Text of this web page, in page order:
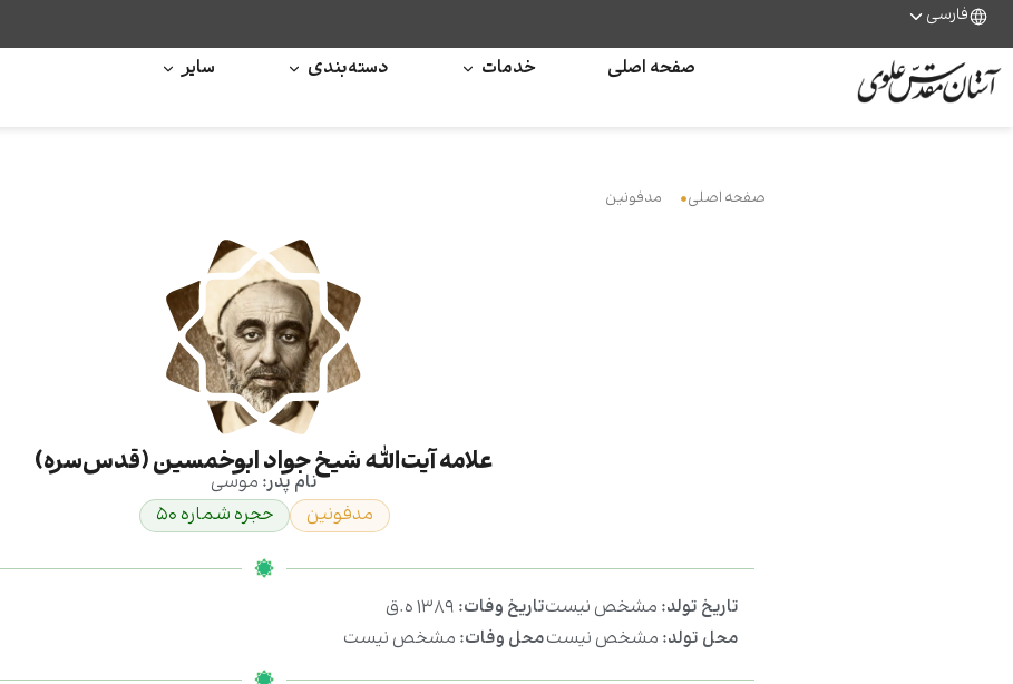
فارسی
صفحه اصلی خدمات دسته‌بندی سایر
صفحه اصلی مدفونین
علامه آیت‌الله شیخ جواد ابوخمسین (قدس‌سره)
نام پدر: موسی
مدفونین
حجره شماره ۵۰
تاریخ تولد: مشخص نیست
محل تولد: مشخص نیست
تاریخ وفات: ۱۳۸۹ ه.ق
محل وفات: مشخص نیست